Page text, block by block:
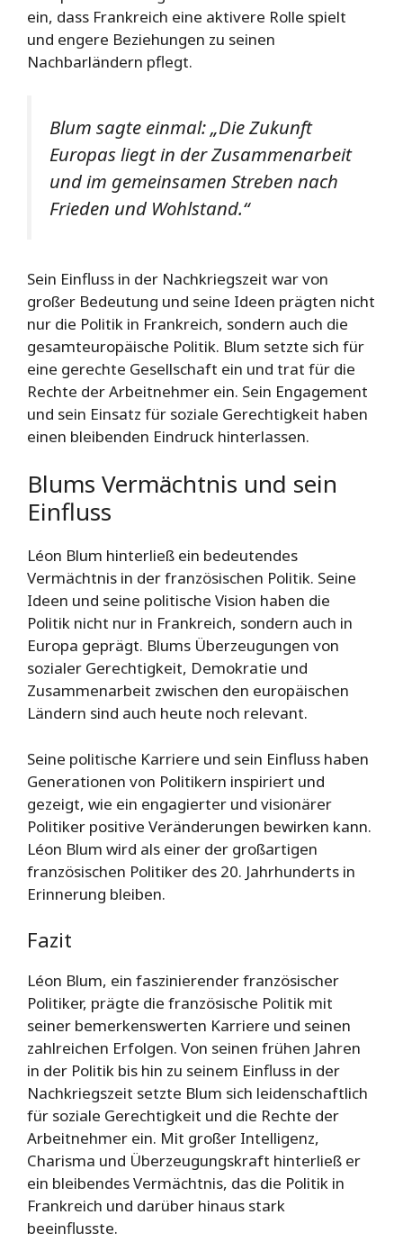
ein, dass Frankreich eine aktivere Rolle spielt
und engere Beziehungen zu seinen
Nachbarländern pflegt.
Blum sagte einmal: „Die Zukunft
Europas liegt in der Zusammenarbeit
und im gemeinsamen Streben nach
Frieden und Wohlstand.“
Sein Einfluss in der Nachkriegszeit war von
großer Bedeutung und seine Ideen prägten nicht
nur die Politik in Frankreich, sondern auch die
gesamteuropäische Politik. Blum setzte sich für
eine gerechte Gesellschaft ein und trat für die
Rechte der Arbeitnehmer ein. Sein Engagement
und sein Einsatz für soziale Gerechtigkeit haben
einen bleibenden Eindruck hinterlassen.
Blums Vermächtnis und sein
Einfluss
Léon Blum hinterließ ein bedeutendes
Vermächtnis in der französischen Politik. Seine
Ideen und seine politische Vision haben die
Politik nicht nur in Frankreich, sondern auch in
Europa geprägt. Blums Überzeugungen von
sozialer Gerechtigkeit, Demokratie und
Zusammenarbeit zwischen den europäischen
Ländern sind auch heute noch relevant.
Seine politische Karriere und sein Einfluss haben
Generationen von Politikern inspiriert und
gezeigt, wie ein engagierter und visionärer
Politiker positive Veränderungen bewirken kann.
Léon Blum wird als einer der großartigen
französischen Politiker des 20. Jahrhunderts in
Erinnerung bleiben.
Fazit
Léon Blum, ein faszinierender französischer
Politiker, prägte die französische Politik mit
seiner bemerkenswerten Karriere und seinen
zahlreichen Erfolgen. Von seinen frühen Jahren
in der Politik bis hin zu seinem Einfluss in der
Nachkriegszeit setzte Blum sich leidenschaftlich
für soziale Gerechtigkeit und die Rechte der
Arbeitnehmer ein. Mit großer Intelligenz,
Charisma und Überzeugungskraft hinterließ er
ein bleibendes Vermächtnis, das die Politik in
Frankreich und darüber hinaus stark
beeinflusste.